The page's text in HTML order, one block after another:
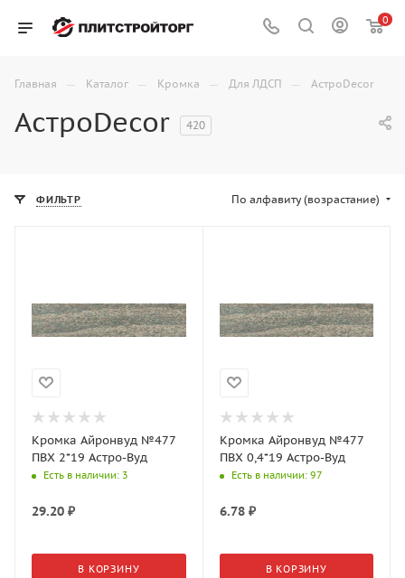
0
Главная — Каталог — Кромка — Для ЛДСП — АстроDecor
АстроDecor 420
ФИЛЬТР По алфавиту (возрастание)
Кромка Айронвуд №477
ПВХ 2*19 Астро-Вуд
Есть в наличии: 3
29.20 ₽
В КОРЗИНУ
Кромка Айронвуд №477
ПВХ 0,4*19 Астро-Вуд
Есть в наличии: 97
6.78₽
В КОРЗИНУ